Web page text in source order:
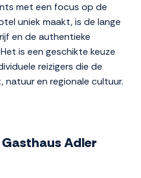
met een focus op de
uniek maakt, is de lange
en de authentieke
is een geschikte keuze
reizigers die de
en regionale cultuur.
Adler